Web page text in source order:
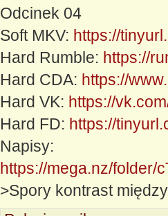
Odcinek 04
Soft MKV: https://
Hard Rumble: https://
Hard CDA: https://
Hard VK: https://
Hard FD: https://
Napisy:
https://mega.nz/folder/
>Spory kontrast